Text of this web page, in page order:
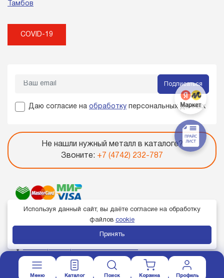
Меню Каталог Поиск Корзина Профиль
Тамбов
COVID-19
Подписаться
Даю согласие на обработку персональных данных
Не нашли нужный металл в каталоге?
Звоните: +7 (4742) 232-787
Используя данный сайт, вы даёте согласие на обработку
файлов cookie
Принять